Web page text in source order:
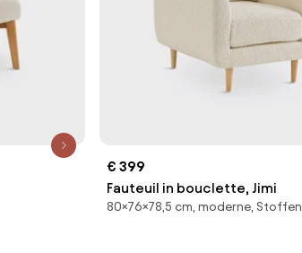
€ 399
Fauteuil in bouclette, Jimi
80×76×78,5 cm, moderne, Stoffen